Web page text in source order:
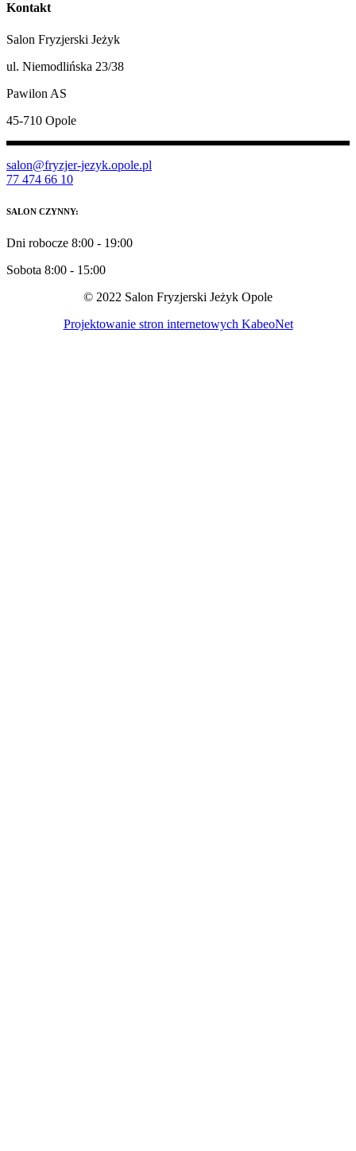
Kontakt
Salon Fryzjerski Jeżyk
ul. Niemodlińska 23/38
Pawilon AS
45-710 Opole
salon@fryzjer-jezyk.opole.pl
77 474 66 10
SALON CZYNNY:
Dni robocze 8:00 - 19:00
Sobota 8:00 - 15:00
© 2022 Salon Fryzjerski Jeżyk Opole
Projektowanie stron internetowych KabeoNet